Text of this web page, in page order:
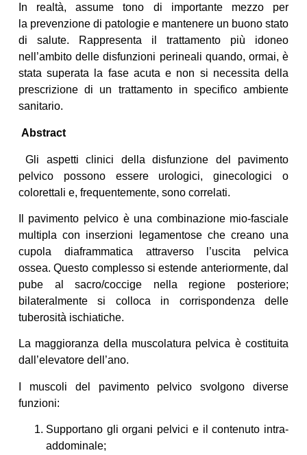
In realtà, assume tono di importante mezzo per
la prevenzione di patologie e mantenere un buono stato
di salute. Rappresenta il trattamento più idoneo
nell’ambito delle disfunzioni perineali quando, ormai, è
stata superata la fase acuta e non si necessita della
prescrizione di un trattamento in specifico ambiente
sanitario.
Abstract
Gli aspetti clinici della disfunzione del pavimento
pelvico possono essere urologici, ginecologici o
colorettali e, frequentemente, sono correlati.
Il pavimento pelvico è una combinazione mio-fasciale
multipla con inserzioni legamentose che creano una
cupola diaframmatica attraverso l’uscita pelvica
ossea. Questo complesso si estende anteriormente, dal
pube al sacro/coccige nella regione posteriore;
bilateralmente si colloca in corrispondenza delle
tuberosità ischiatiche.
La maggioranza della muscolatura pelvica è costituita
dall’elevatore dell’ano.
I muscoli del pavimento pelvico svolgono diverse
funzioni:
Supportano gli organi pelvici e il contenuto intra-
addominale;